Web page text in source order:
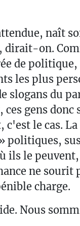
naît
on.
de politique,
les plus
slogans du
gens donc
le cas. La
politiques,
ils le
ne
charge.
Nous